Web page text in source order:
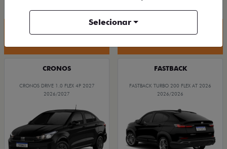
Quero agora! Quero agora!
CRONOS
CRONOS DRIVE 1.0 FLEX 4P 2027
2026/2027
FASTBACK
FASTBACK TURBO 200 FLEX AT 2026
2026/2026
Selecionar